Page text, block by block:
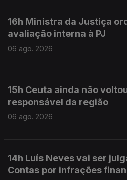
16h Ministra da Justiça
avaliação interna à PJ
06 ago. 2026
15h Ceuta ainda não
responsável da região
06 ago. 2026
14h Luís Neves vai ser
Contas por infrações